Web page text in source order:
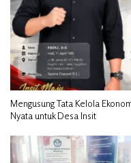
Mengusung Tata Kelola
Nyata untuk Desa Insit